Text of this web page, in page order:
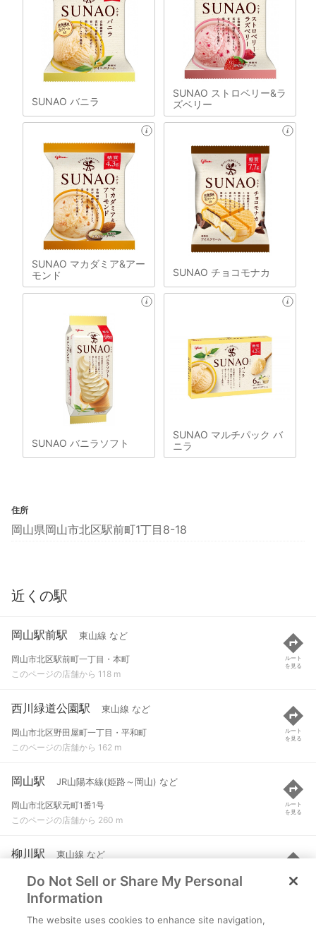
SUNAO バニラ
SUNAO ストロベリー&ラ
ズベリー
SUNAO マカダミア&アー
モンド
SUNAO チョコモナカ
SUNAO バニラソフト
SUNAO マルチパック バ
ニラ
住所
岡山県岡山市北区駅前町1丁目8-18
近くの駅
岡山駅前駅 東山線 など
岡山市北区駅前町一丁目・本町
このページの店舗から 118 m
ルート
を見る
西川緑道公園駅 東山線 など
岡山市北区野田屋町一丁目・平和町
このページの店舗から 162 m
ルート
を見る
岡山駅 JR山陽本線(姫路～岡山) など
岡山市北区駅元町1番1号
このページの店舗から 260 m
ルート
を見る
柳川駅 東山線 など
岡山市北区野田屋町一丁目・磨屋町
このページの店舗から 388 m
ルート
を見る
Do Not Sell or Share My Personal
Information
The website uses cookies to enhance site navigation,